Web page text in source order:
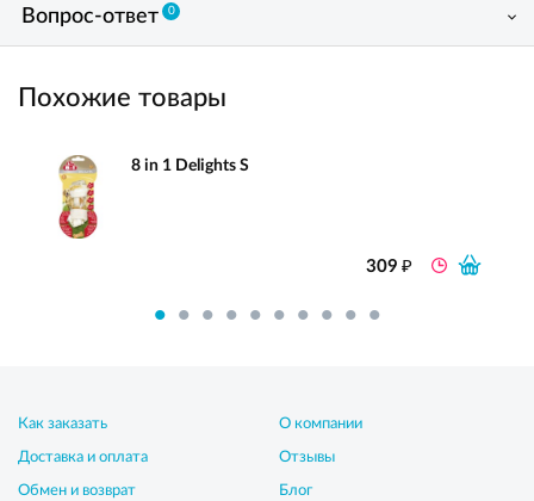
Вопрос-ответ 0
Похожие товары
8 in 1 Delights S
309₽
Как заказать
Доставка и оплата
Обмен и возврат
О компании
Отзывы
Блог